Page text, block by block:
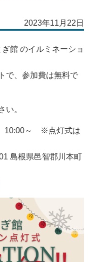
2023年11月22日
館 のイルミネーショ
で、参加費は無料で
い。
10:00～ ※点灯式は
島根県邑智郡川本町